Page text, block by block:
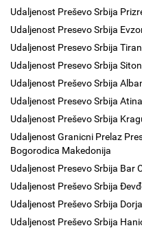
Udaljenost Preševo Srbija
Udaljenost Presevo Srbija
Udaljenost Presevo Srbija
Udaljenost Presevo Srbija
Udaljenost Preševo Srbija
Udaljenost Presevo Srbija Atina
Udaljenost Preševo Srbija
Udaljenost Granicni Prelaz
Bogorodica Makedonija
Udaljenost Presevo Srbija Bar
Udaljenost Preševo Srbija
Udaljenost Preševo Srbija
Udaljenost Preševo Srbija